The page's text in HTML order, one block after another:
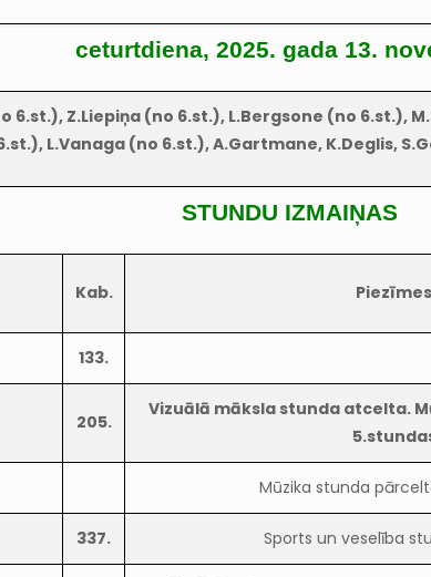
ceturtdiena, 2025. gada 13.
Z.Liepiņa (no 6.st.), L.Bergsone (no 6.st.),
L.Vanaga (no 6.st.), A.Gartmane, K.Deglis,
STUNDU IZMAIŅAS
Kab. Piezīmes
133.
205.
Vizuālā māksla stunda atcelta.
Mūzika stunda
337. Sports un veselība